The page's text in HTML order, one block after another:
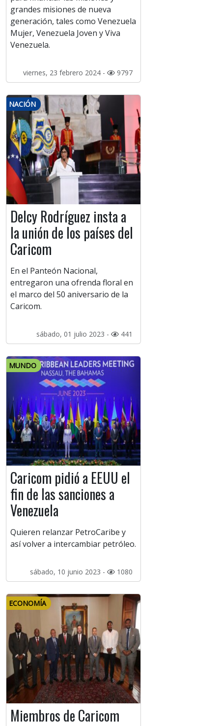
grandes misiones de nueva
generación, tales como Venezuela
Mujer, Venezuela Joven y Viva
Venezuela.
viernes, 23 febrero 2024 - 9797
NACIÓN
Delcy Rodríguez insta a
la unión de los países del
Caricom
En el Panteón Nacional,
entregaron una ofrenda floral en
el marco del 50 aniversario de la
Caricom.
sábado, 01 julio 2023 - 441
MUNDO
Caricom pidió a EEUU el
fin de las sanciones a
Venezuela
Quieren relanzar PetroCaribe y
así volver a intercambiar petróleo.
sábado, 10 junio 2023 - 1080
ECONOMÍA
Miembros de Caricom